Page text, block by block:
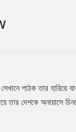
পাঠক তার হারিয়ে
তার দেশকে অনায়াসে